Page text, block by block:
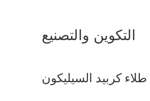
التكوين والتصنيع
كربيد السيليكون